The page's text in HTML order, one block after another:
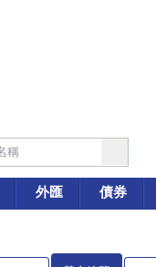
外匯 債券